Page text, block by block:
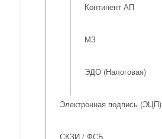
Континент АП
МЗ
ЭДО (Налоговая)
Электронная подпись (ЭЦП)
СКЗИ / ФСБ